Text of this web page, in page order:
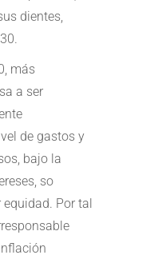
dientes,
más
a ser
de gastos y
bajo la
so
Por tal